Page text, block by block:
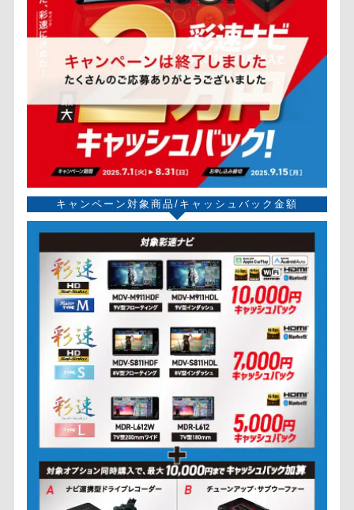
キャンペーン対象商品/キャッシュバック金額